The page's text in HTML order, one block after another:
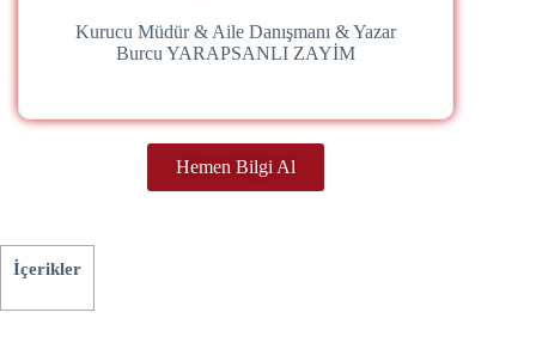
Kurucu Müdür & Aile Danışmanı & Yazar
Burcu YARAPSANLI ZAYİM
Hemen Bilgi Al
İçerikler